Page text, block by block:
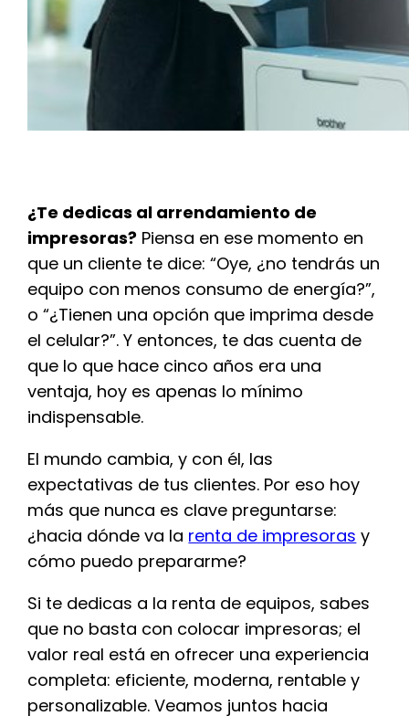
¿Te dedicas al arrendamiento de
impresoras? Piensa en ese momento en
que un cliente te dice: “Oye, ¿no tendrás un
equipo con menos consumo de energía?”,
o “¿Tienen una opción que imprima desde
el celular?”. Y entonces, te das cuenta de
que lo que hace cinco años era una
ventaja, hoy es apenas lo mínimo
indispensable.
El mundo cambia, y con él, las
expectativas de tus clientes. Por eso hoy
más que nunca es clave preguntarse:
¿hacia dónde va la renta de impresoras y
cómo puedo prepararme?
Si te dedicas a la renta de equipos, sabes
que no basta con colocar impresoras; el
valor real está en ofrecer una experiencia
completa: eficiente, moderna, rentable y
personalizable. Veamos juntos hacia